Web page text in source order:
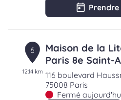
6
12.14 km
Maison de la
Paris 8e Saint-
116 boulevard
75008 Paris
Fermé